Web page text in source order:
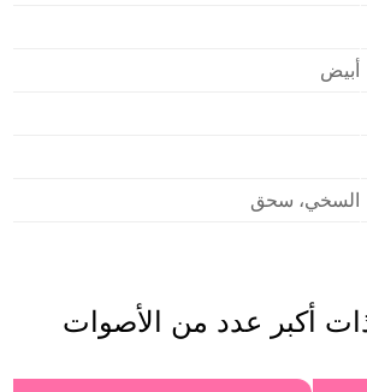
أبيض
السخي، سحق
أكبر عدد من الأصوات